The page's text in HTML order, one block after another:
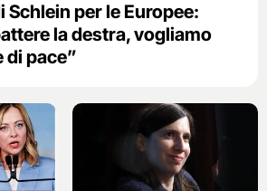
Schlein per le Europee:
la destra, vogliamo
di pace”